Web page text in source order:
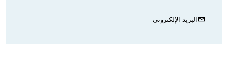
البريد الإلكتروني